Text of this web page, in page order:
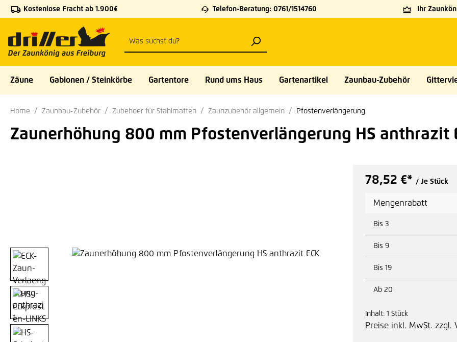
Hauptinhalt springen
Zur Suche springen
Zur Hauptnavigation springen
Kostenlose Fracht ab 1.900€ Telefon-Beratung: 0761/1514760 Ihr
Zäune Gabionen / Steinkörbe Gartentore Rund ums Haus Gartenartikel Zaunbau-Zubehör
Home Zaunbau-Zubehör Zubehoer für Stahlmatten Zaunzubehör allgemein Pfostenverlängerung
Zaunerhöhung 800 mm Pfostenverlängerung HS anthrazit
Bildergalerie überspringen
78,52 €* / Je Stück
Mengenrabatt
Bis 3
Bis 9
Bis 19
Ab 20
Inhalt: 1 Stück
Preise inkl. MwSt. zzgl.